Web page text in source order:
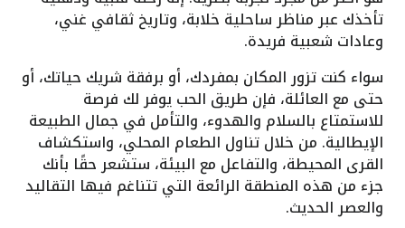
تأخذك عبر مناظر ساحلية خلابة، وتاريخ ثقافي غني،
وعادات شعبية فريدة.
سواء كنت تزور المكان بمفردك، أو برفقة شريك حياتك، أو
حتى مع العائلة، فإن طريق الحب يوفر لك فرصة
للاستمتاع بالسلام والهدوء، والتأمل في جمال الطبيعة
الإيطالية. من خلال تناول الطعام المحلي، واستكشاف
القرى المحيطة، والتفاعل مع البيئة، ستشعر حقًا بأنك
جزء من هذه المنطقة الرائعة التي تتناغم فيها التقاليد
والعصر الحديث.